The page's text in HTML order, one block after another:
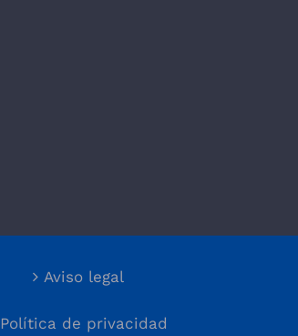
Aviso legal
Política de privacidad